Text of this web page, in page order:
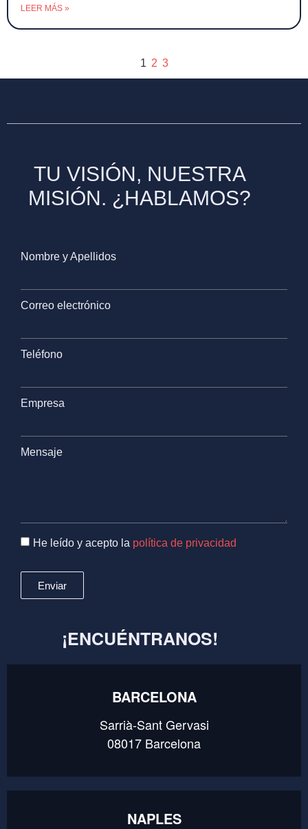
LEER MÁS »
1 2 3
TU VISIÓN, NUESTRA
MISIÓN. ¿HABLAMOS?
Nombre y Apellidos
Correo electrónico
Teléfono
Empresa
Mensaje
He leído y acepto la política de privacidad
Enviar
¡ENCUÉNTRANOS!
BARCELONA
Sarrià-Sant Gervasi
08017 Barcelona
NAPLES